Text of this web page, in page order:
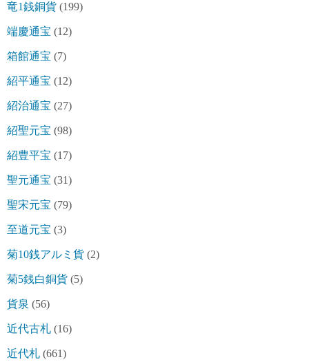
竜1銭銅貨 (199)
端慶通宝 (12)
箱館通宝 (7)
紹平通宝 (12)
紹治通宝 (27)
紹聖元宝 (98)
紹豊平宝 (17)
聖元通宝 (31)
聖宋元宝 (79)
至道元宝 (3)
菊10銭アルミ貨 (2)
菊5銭白銅貨 (5)
貨泉 (56)
近代古札 (16)
近代札 (661)